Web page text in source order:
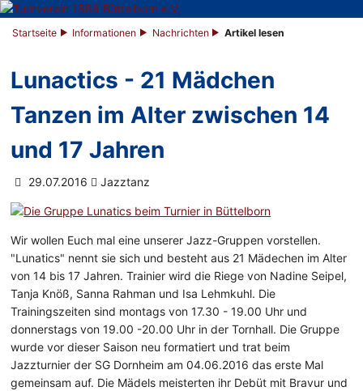
Startseite Informationen Nachrichten Artikel lesen
Lunactics - 21 Mädchen
Tanzen im Alter zwischen 14
und 17 Jahren
29.07.2016 Jazztanz
Wir wollen Euch mal eine unserer Jazz-Gruppen vorstellen.
"Lunatics" nennt sie sich und besteht aus 21 Mädechen im Alter
von 14 bis 17 Jahren. Trainier wird die Riege von Nadine Seipel,
Tanja Knöß, Sanna Rahman und Isa Lehmkuhl. Die
Trainingszeiten sind montags von 17.30 - 19.00 Uhr und
donnerstags von 19.00 -20.00 Uhr in der Tornhall. Die Gruppe
wurde vor dieser Saison neu formatiert und trat beim
Jazzturnier der SG Dornheim am 04.06.2016 das erste Mal
gemeinsam auf. Die Mädels meisterten ihr Debüt mit Bravur und